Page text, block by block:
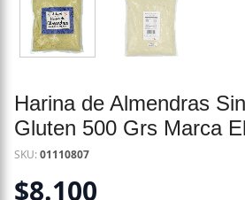
Harina de Almendras
Gluten 500 Grs Marca
SKU:01110807
$8.100